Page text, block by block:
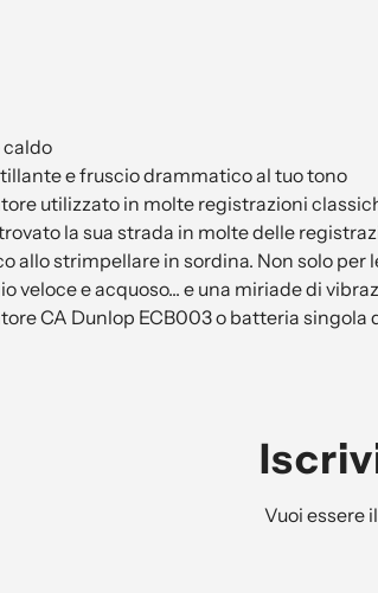
caldo
e fruscio drammatico al tuo tono
utilizzato in molte registrazioni
la sua strada in molte delle
allo strimpellare in sordina. Non solo
veloce e acquoso... e una miriade di
CA Dunlop ECB003 o batteria singola
Vuoi essere